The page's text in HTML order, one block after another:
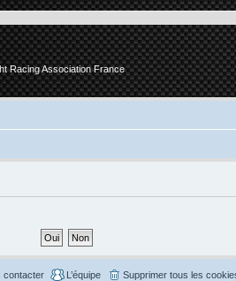
Racing Association France
Supprimer tous les
L’équipe
contacter